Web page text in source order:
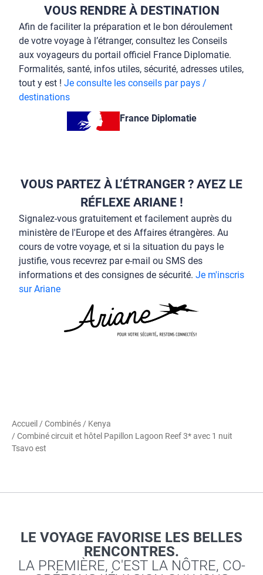
VOUS RENDRE À DESTINATION
Afin de faciliter la préparation et le bon déroulement
de votre voyage à l’étranger, consultez les Conseils
aux voyageurs du portail officiel France Diplomatie.
Formalités, santé, infos utiles, sécurité, adresses utiles,
tout y est ! Je consulte les conseils par pays /
destinations
France Diplomatie
VOUS PARTEZ À L’ÉTRANGER ? AYEZ LE
RÉFLEXE ARIANE !
Signalez-vous gratuitement et facilement auprès du
ministère de l'Europe et des Affaires étrangères. Au
cours de votre voyage, et si la situation du pays le
justifie, vous recevrez par e-mail ou SMS des
informations et des consignes de sécurité. Je m'inscris
sur Ariane
Accueil /Combinés / Kenya
/ Combiné circuit et hôtel Papillon Lagoon Reef 3* avec 1 nuit
Tsavo est
LE VOYAGE FAVORISE LES BELLES
RENCONTRES.
LA PREMIÈRE, C'EST LA NÔTRE, CO-